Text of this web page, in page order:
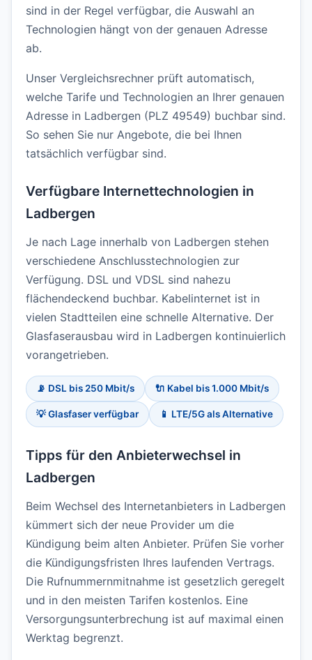
sind in der Regel verfügbar, die Auswahl an
Technologien hängt von der genauen Adresse
ab.
Unser Vergleichsrechner prüft automatisch,
welche Tarife und Technologien an Ihrer genauen
Adresse in Ladbergen (PLZ 49549) buchbar sind.
So sehen Sie nur Angebote, die bei Ihnen
tatsächlich verfügbar sind.
Verfügbare Internettechnologien in
Ladbergen
Je nach Lage innerhalb von Ladbergen stehen
verschiedene Anschlusstechnologien zur
Verfügung. DSL und VDSL sind nahezu
flächendeckend buchbar. Kabelinternet ist in
vielen Stadtteilen eine schnelle Alternative. Der
Glasfaserausbau wird in Ladbergen kontinuierlich
vorangetrieben.
📡 DSL bis 250 Mbit/s 🔌 Kabel bis 1.000 Mbit/s
💡 Glasfaser verfügbar 📱 LTE/5G als Alternative
Tipps für den Anbieterwechsel in
Ladbergen
Beim Wechsel des Internetanbieters in Ladbergen
kümmert sich der neue Provider um die
Kündigung beim alten Anbieter. Prüfen Sie vorher
die Kündigungsfristen Ihres laufenden Vertrags.
Die Rufnummernmitnahme ist gesetzlich geregelt
und in den meisten Tarifen kostenlos. Eine
Versorgungsunterbrechung ist auf maximal einen
Werktag begrenzt.